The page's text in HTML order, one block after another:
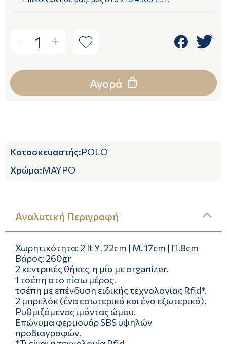
1
Αγορά
Κατασκευαστής:POLO
Χρώμα:ΜΑΥΡΟ
Αναλυτική Περιγραφή
Χωρητικότητα: 2 lt Υ. 22cm | Μ. 17cm | Π.8cm
Βάρος: 260gr
2 κεντρικές θήκες, η μία με organizer.
1 τσέπη στο πίσω μέρος.
τσέπη με επένδυση ειδικής τεχνολογίας Rfid*.
2 μπρελόκ (ένα εσωτερικά και ένα εξωτερικά).
Ρυθμιζόμενος ιμάντας ώμου.
Επώνυμα φερμουάρ SBS υψηλών
προδιαγραφών.